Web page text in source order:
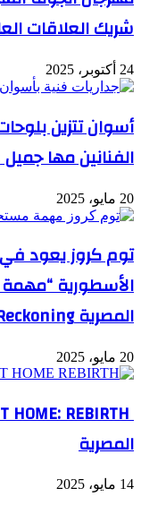
شريك العلاقات
24 أكتوبر، 2025
أسوان تتزين
الفنانين مها
20 مايو، 2025
توم كروز يعود
الأسطورية
المصرية Mission Impossible: The Final Reckoning
20 مايو، 2025
المصرية
14 مايو، 2025